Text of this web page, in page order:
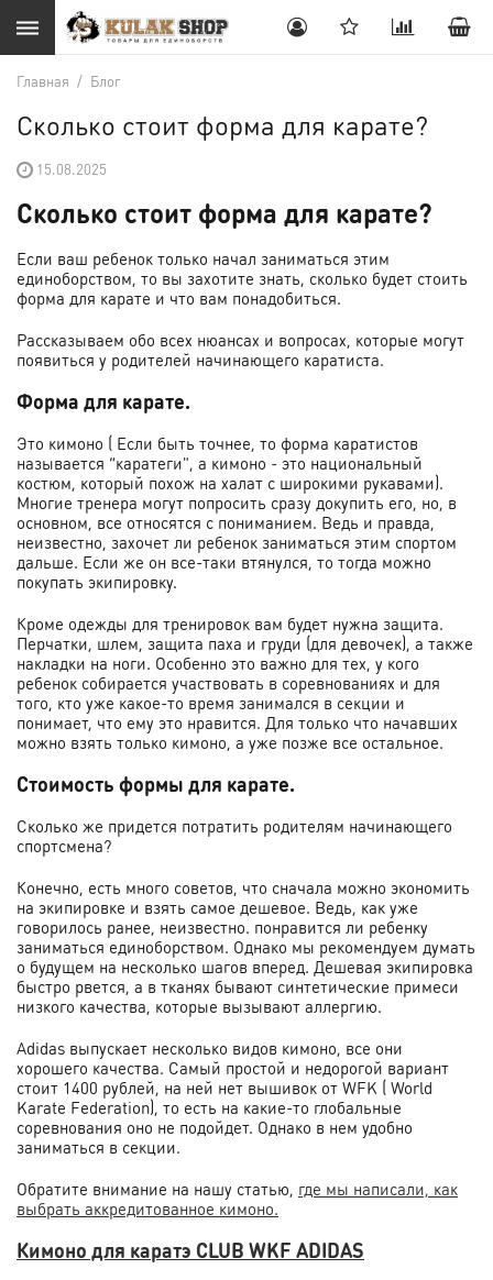
Главная / Блог
Сколько стоит форма для карате?
15.08.2025
Сколько стоит форма для карате?
Если ваш ребенок только начал заниматься этим
единоборством, то вы захотите знать, сколько будет стоить
форма для карате и что вам понадобиться.
Рассказываем обо всех нюансах и вопросах, которые могут
появиться у родителей начинающего каратиста.
Форма для карате.
Это кимоно ( Если быть точнее, то форма каратистов
называется “каратеги", а кимоно - это национальный
костюм, который похож на халат с широкими рукавами).
Многие тренера могут попросить сразу докупить его, но, в
основном, все относятся с пониманием. Ведь и правда,
неизвестно, захочет ли ребенок заниматься этим спортом
дальше. Если же он все-таки втянулся, то тогда можно
покупать экипировку.
Кроме одежды для тренировок вам будет нужна защита.
Перчатки, шлем, защита паха и груди (для девочек), а также
накладки на ноги. Особенно это важно для тех, у кого
ребенок собирается участвовать в соревнованиях и для
того, кто уже какое-то время занимался в секции и
понимает, что ему это нравится. Для только что начавших
можно взять только кимоно, а уже позже все остальное.
Стоимость формы для карате.
Сколько же придется потратить родителям начинающего
спортсмена?
Конечно, есть много советов, что сначала можно экономить
на экипировке и взять самое дешевое. Ведь, как уже
говорилось ранее, неизвестно. понравится ли ребенку
заниматься единоборством. Однако мы рекомендуем думать
о будущем на несколько шагов вперед. Дешевая экипировка
быстро рвется, а в тканях бывают синтетические примеси
низкого качества, которые вызывают аллергию.
Adidas выпускает несколько видов кимоно, все они
хорошего качества. Самый простой и недорогой вариант
стоит 1400 рублей, на ней нет вышивок от WFK ( World
Karate Federation), то есть на какие-то глобальные
соревнования оно не подойдет. Однако в нем удобно
заниматься в секции.
Обратите внимание на нашу статью, где мы написали, как
выбрать аккредитованное кимоно.
Кимоно для каратэ CLUB WKF ADIDAS